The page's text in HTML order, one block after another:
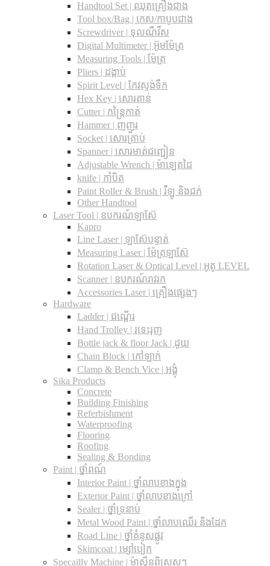
Handtool Set | ឈុតគ្រឿងជាង
Tool box/Bag | កេស/កាបូបជាង
Screwdriver | ទុលណឺវីស
Digital Multimeter | អ៊ូមម៉ែត្រ
Measuring Tools | ម៉ែត្រ
Pliers | ដង្កាប់
Spirit Level | កែវស្ទង់ទឹក
Hex Key | សោរតាន់
Cutter | កន្រ្តៃកាត់
Hammer | ញញួរ
Socket | សោរគ្រាប់
Spanner |​ សោរមាត់ជញ្ជៀន
Adjustable Wrench |​ ម៉ាឡេតដៃ
knife | កាំបិត
Paint Roller & Brush | រឺឡូ និងជក់
Other Handtool
Laser Tool | ឧបករណ៍ឡាស៊ែ
Kapro
Line Laser | ឡាស៊ែបន្ទាត់
Measuring Laser | ម៉ែត្រឡាស៊ែ
Rotation Laser & Optical Level | អូតូ LEVEL
Scanner | ឧបករណ៍រាវរក
Accessories Laser | គ្រឿងផ្សេងៗ
Hardware
Ladder | ជណ្តើរ
Hand Trolley | រទេះរុញ
Bottle jack & floor Jack​ | ដូយ
Chain Block | កៅឡាក់
Clamp & Bench Vice | អង្គុំ
Sika Products
Concrete
Building Finishing
Referbishment
Waterproofing
Flooring
Roofing
Sealing & Bonding
Paint | ថ្នាំពណ៍
Interior Paint | ថ្នាំលាបខាងក្នុង
Exterior Paint | ថ្នាំលាបខាងក្រៅ
Sealer | ថ្នាំទ្រនាប់
Metal Wood Paint | ថ្នាំលាបឈើរ និងដែក
Road Line | ថ្នាំគំនូសផ្លូវ
Skimcoat | ម្សៅបៀក
Specailly Machine | ម៉ាស៊ីនពិសេសៗ